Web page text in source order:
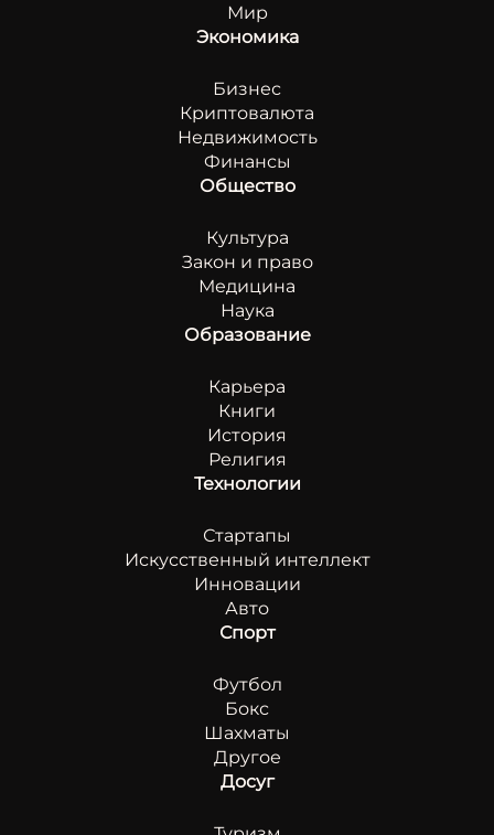
Мир
Экономика
Бизнес
Криптовалюта
Недвижимость
Финансы
Общество
Культура
Закон и право
Медицина
Наука
Образование
Карьера
Книги
История
Религия
Технологии
Стартапы
Искусственный интеллект
Инновации
Авто
Спорт
Футбол
Бокс
Шахматы
Другое
Досуг